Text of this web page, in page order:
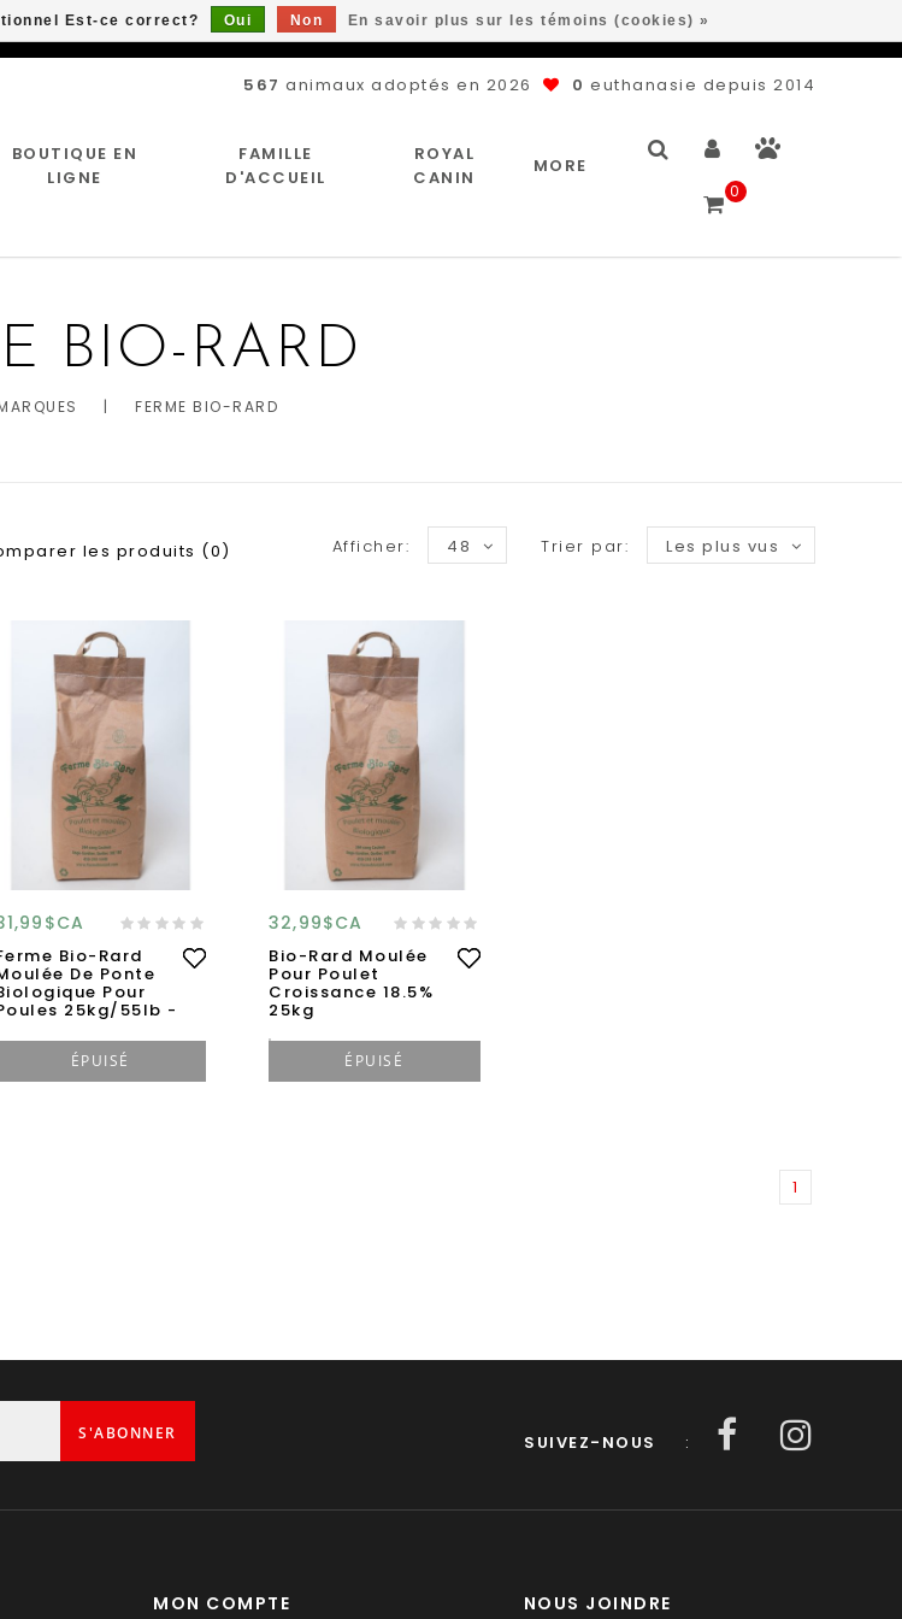
567 animaux adoptés en 2026 0 euthanasie depuis 2014
BOUTIQUE EN
LIGNE
FAMILLE
D'ACCUEIL
ROYAL
CANIN
MORE
0
BIO-RARD
| FERME BIO-RARD
les produits (0) Trier par: Les plus vus
Afficher: 48
Bio-Rard
De Ponte
Pour
25kg/55lb -
ÉPUISÉ
32,99$CA
Bio-Rard Moulée
Pour Poulet
Croissance 18.5%
25kg
ÉPUISÉ
1
S'ABONNER SUIVEZ-NOUS :
MON COMPTE NOUS JOINDRE
Est-ce correct? Oui Non En savoir plus sur les témoins (cookies) »
gratuite à partir de 89$*